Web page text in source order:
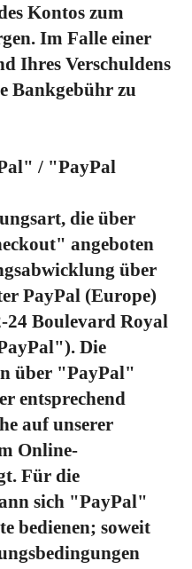
Kontos zum
Im Falle einer
Ihres Verschuldens
Bankgebühr zu
/ "PayPal
die über
angeboten
über
PayPal (Europe)
24 Boulevard Royal
Die
über "PayPal"
entsprechend
auf unserer
Online-
Für die
sich "PayPal"
bedienen; soweit